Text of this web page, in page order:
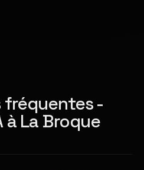
fréquentes -
à La Broque